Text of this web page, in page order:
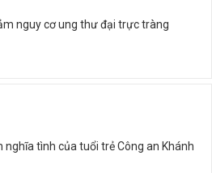
nguy cơ ung thư đại trực tràng
nghĩa tình của tuổi trẻ Công an Khánh